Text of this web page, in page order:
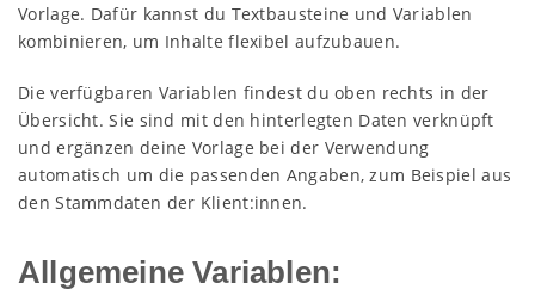
Vorlage. Dafür kannst du Textbausteine und Variablen
kombinieren, um Inhalte flexibel aufzubauen.
Die verfügbaren Variablen findest du oben rechts in der
Übersicht. Sie sind mit den hinterlegten Daten verknüpft
und ergänzen deine Vorlage bei der Verwendung
automatisch um die passenden Angaben, zum Beispiel aus
den Stammdaten der Klient:innen.
Allgemeine Variablen: